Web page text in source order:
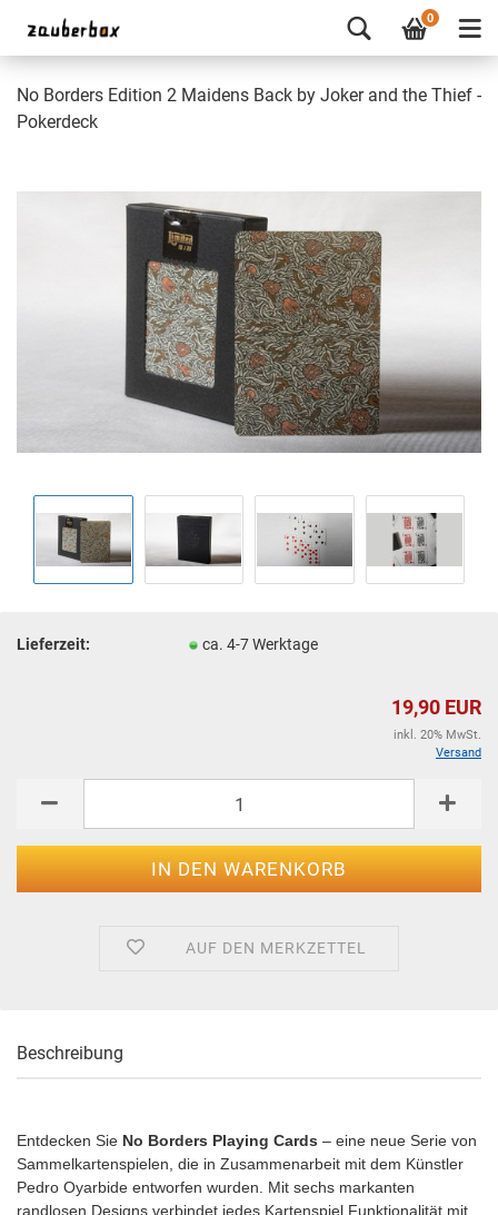
0
No Borders Edition 2 Maidens Back by Joker and the Thief -
Pokerdeck
Lieferzeit: ca. 4-7 Werktage
19,90 EUR
inkl. 20% MwSt.
Versand
AUF DEN MERKZETTEL
Beschreibung
Entdecken Sie No Borders Playing Cards – eine neue Serie von
Sammelkartenspielen, die in Zusammenarbeit mit dem Künstler
Pedro Oyarbide entworfen wurden. Mit sechs markanten
randlosen Designs verbindet jedes Kartenspiel Funktionalität mit